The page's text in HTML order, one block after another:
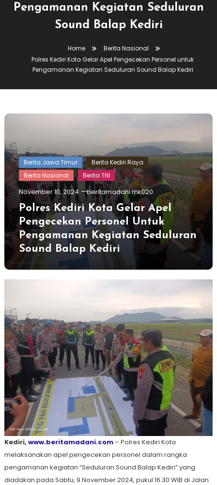
Pengamanan Kegiatan Seduluran
Sound Balap Kediri
Home
Berita Nasional
Polres Kediri Kota Gelar Apel Pengecekan Personel untuk
Pengamanan Kegiatan Seduluran Sound Balap Kediri
Berita Jawa Timur
Berita Kediri Raya
Berita Nasional
Berita TNI
November 10, 2024 beritamadani.mk020
Polres Kediri Kota Gelar Apel
Pengecekan Personel Untuk
Pengamanan Kegiatan Seduluran
Sound Balap Kediri
Kediri, www.beritamadani.com – Polres Kediri Kota
melaksanakan apel pengecekan personel dalam rangka
pengamanan kegiatan “Seduluran Sound Balap Kediri” yang
diadakan pada Sabtu, 9 November 2024, pukul 16.30 WIB di Jalan